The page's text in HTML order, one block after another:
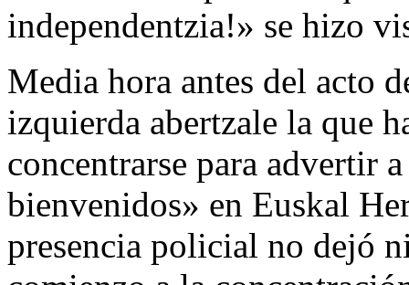
independentzia!» se hizo
Media hora antes del acto
izquierda abertzale la que
concentrarse para advertir
bienvenidos» en Euskal
presencia policial no dejó